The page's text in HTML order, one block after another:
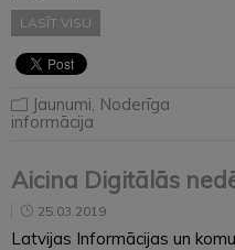
LASĪT VISU
Jaunumi Noderīga
informācija
Aicina Digitālās
25.03.2019
Latvijas Informācijas un